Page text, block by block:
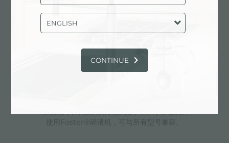
镀金是通过一种称为物理真空沉积（PVD）的物理过程对
钢进行处理而获得的，该工艺在表面沉积贵金属颗粒。其
结果是独特和精致的美学效果，并改善了钢的机械性能，
更耐冲击和刮擦。
颗粒流入下水器的实用篮式塞。3.5”下水器允许
使用Foster®碎渣机，可与所有型号兼容。
ENGLISH
CONTINUE